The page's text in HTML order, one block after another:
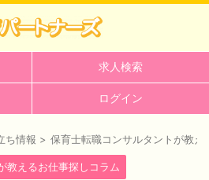
求人検索
ログイン
ち情報 > 保育士転職コンサルタントが教え
教えるお仕事探しコラム